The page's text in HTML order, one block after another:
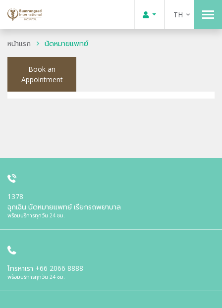
TH
หน้าแรก นัดหมายแพทย์
Book an
Appointment
1378
ฉุกเฉิน นัดหมายแพทย์ เรียกรถพยาบาล
พร้อมบริการทุกวัน 24 ชม.
โทรหาเรา +66 2066 8888
พร้อมบริการทุกวัน 24 ชม.